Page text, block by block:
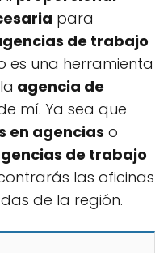
para
de trabajo
es una herramienta
agencia de
mí. Ya sea que
en agencias o
de trabajo
las oficinas
de la región.